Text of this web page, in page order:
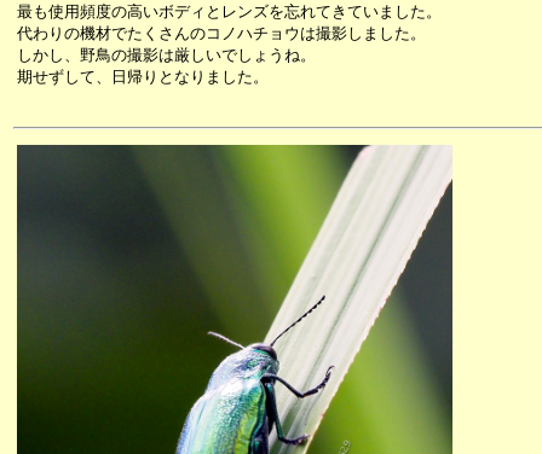
最も使用頻度の高いボディとレンズを忘れてきていました。
代わりの機材でたくさんのコノハチョウは撮影しました。
しかし、野鳥の撮影は厳しいでしょうね。
期せずして、日帰りとなりました。